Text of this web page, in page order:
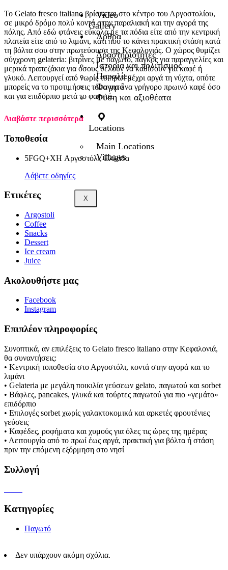
Video
Gallery
Άρθρα
Δραστηριότητες
Ιστορία και πολιτισμός
Παραλίες
Φαγητό
Φύση και αξιοθέατα
Locations
Main Locations
Villages
X
Το Gelato fresco italiano βρίσκεται στο κέντρο του Αργοστολίου,
σε μικρό δρόμο πολύ κοντά στην παραλιακή και την αγορά της
πόλης. Από εδώ φτάνεις εύκολα με τα πόδια είτε από την κεντρική
πλατεία είτε από το λιμάνι, κάτι που το κάνει πρακτική στάση κατά
τη βόλτα σου στην πρωτεύουσα της Κεφαλονιάς. Ο χώρος θυμίζει
σύγχρονη gelateria: βιτρίνες με παγωτό, πάγκος για παραγγελίες και
μερικά τραπεζάκια για όσους θέλουν να καθίσουν για καφέ ή
γλυκό. Λειτουργεί από νωρίς το πρωί μέχρι αργά τη νύχτα, οπότε
μπορείς να το προτιμήσεις τόσο για ένα γρήγορο πρωινό καφέ όσο
και για επιδόρπιο μετά το φαγητό.
Διαβάστε περισσότερα
Τοποθεσία
5FGQ+XH Αργοστόλι, Ελλάδα
Λάβετε οδηγίες
Ετικέτες
Argostoli
Coffee
Snacks
Dessert
Ice cream
Juice
Ακολουθήστε μας
Facebook
Instagram
Επιπλέον πληροφορίες
Συνοπτικά, αν επιλέξεις το Gelato fresco italiano στην Κεφαλονιά,
θα συναντήσεις:
• Κεντρική τοποθεσία στο Αργοστόλι, κοντά στην αγορά και το
λιμάνι
• Gelateria με μεγάλη ποικιλία γεύσεων gelato, παγωτού και sorbet
• Βάφλες, pancakes, γλυκά και τούρτες παγωτού για πιο «γεμάτο»
επιδόρπιο
• Επιλογές sorbet χωρίς γαλακτοκομικά και αρκετές φρουτένιες
γεύσεις
• Καφέδες, ροφήματα και χυμούς για όλες τις ώρες της ημέρας
• Λειτουργία από το πρωί έως αργά, πρακτική για βόλτα ή στάση
πριν την επόμενη εξόρμηση στο νησί
Συλλογή
Κατηγορίες
Παγωτό
Δεν υπάρχουν ακόμη σχόλια.